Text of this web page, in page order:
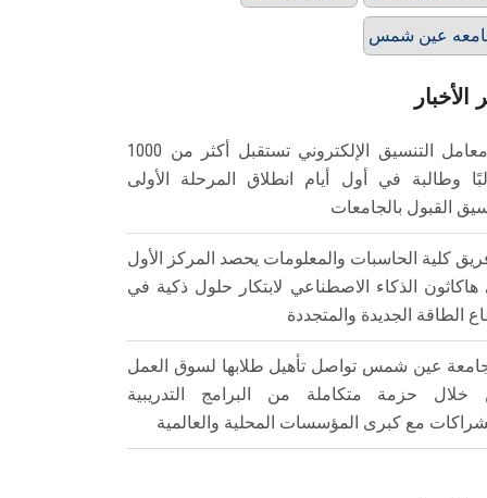
عين شمس
الأخبار
معامل التنسيق الإلكتروني تستقبل أكثر من 1000
وطالبة في أول أيام انطلاق المرحلة الأولى
القبول بالجامعات
كلية الحاسبات والمعلومات يحصد المركز الأول
الذكاء الاصطناعي لابتكار حلول ذكية في
الطاقة الجديدة والمتجددة
عين شمس تواصل تأهيل طلابها لسوق العمل
خلال حزمة متكاملة من البرامج التدريبية
مع كبرى المؤسسات المحلية والعالمية